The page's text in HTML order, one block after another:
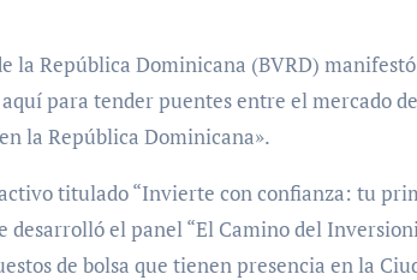
República Dominicana (BVRD)
para tender puentes entre el mercado
la República Dominicana».
titulado “Invierte con confianza: tu
el panel “El Camino del
de bolsa que tienen presencia en la